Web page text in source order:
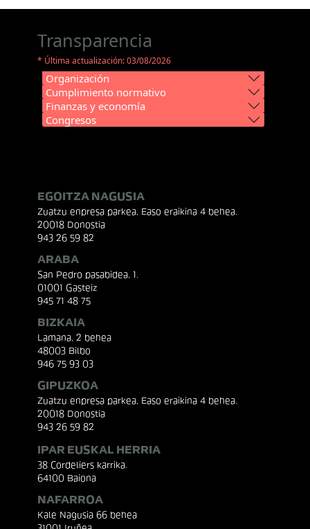
Transparencia
* Última actualización: 03/08/2026
Organización
Cumplimiento normativo
Finanzas y economía
Congresos
EGOITZA NAGUSIA
Zuatzu enpresa parkea, Easo eraikina 4 behea.
20018 Donostia
943 26 59 82
ARABA
San Pedro pasabidea, 1.
01001 Gasteiz
945 71 48 75
BIZKAIA
Lamana, 2 behea
48003 Bilbo
946 75 93 03
GIPUZKOA
Zuatzu enpresa parkea, Easo eraikina 4 behea.
20018 Donostia
943 26 59 82
IPAR EUSKAL HERRIA
38 Cordeliers karrika.
64100 Baiona
NAFARROA
Kale Nagusia 66 behea